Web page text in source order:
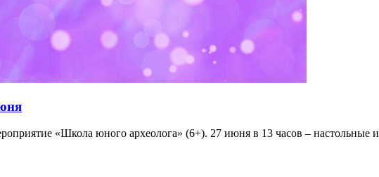
«Школа юного археолога» (6+). 27 июня в 13 часов – настольные